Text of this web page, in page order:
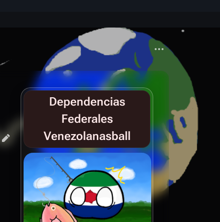
Más acciones
Dependencias
Federales
Venezolanasball